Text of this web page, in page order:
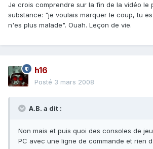
Je crois comprendre sur la fin de la vidéo le
substance: "je voulais marquer le coup, tu
n'es plus malade". Ouah. Leçon de vie.
h16
Posté 3 mars 2008
A.B. a dit :
Non mais et puis quoi des consoles de
PC avec une ligne de commande et rien